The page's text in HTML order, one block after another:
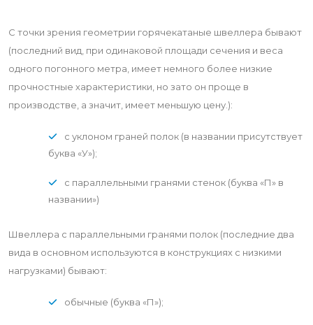
С точки зрения геометрии горячекатаные швеллера бывают
(последний вид, при одинаковой площади сечения и веса
одного погонного метра, имеет немного более низкие
прочностные характеристики, но зато он проще в
производстве, а значит, имеет меньшую цену.):
с уклоном граней полок (в названии присутствует
буква «У»);
с параллельными гранями стенок (буква «П» в
названии»)
Швеллера с параллельными гранями полок (последние два
вида в основном используются в конструкциях с низкими
нагрузками) бывают:
обычные (буква «П»);